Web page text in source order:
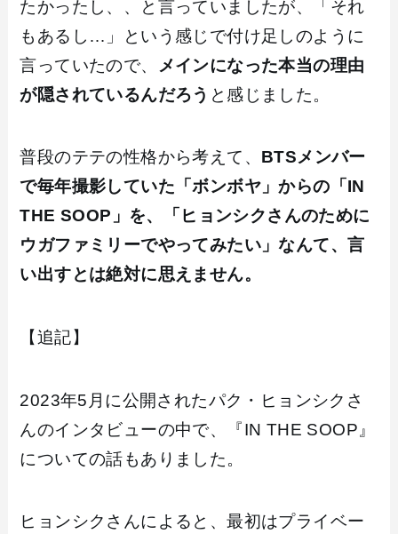
たかったし、、と言っていましたが、「それ
もあるし…」という感じで付け足しのように
言っていたので、
メインになった本当の理由
が隠されているんだろう と感じました。
普段のテテの性格から考えて、 BTSメンバー
で毎年撮影していた「ボンボヤ」からの「IN
THE SOOP」を、「ヒョンシクさんのために
ウガファミリーでやってみたい」なんて、言
い出すとは絶対に思えません。
【追記】
2023年5月に公開されたパク・ヒョンシクさ
んのインタビューの中で、『IN THE SOOP』
についての話もありました。
ヒョンシクさんによると、最初はプライベー